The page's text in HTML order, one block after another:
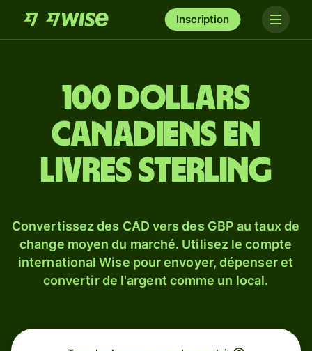
Inscription
100 dollars
canadiens en
livres sterling
Convertissez des CAD vers des GBP au taux de
change moyen du marché. Utilisez le compte
international Wise pour envoyer, dépenser et
convertir de l'argent comme un local.